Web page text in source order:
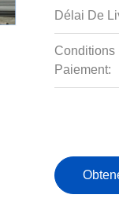
Délai De
Conditions
Paiement: